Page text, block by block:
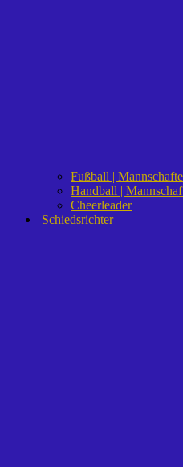
Fußball |
Handball |
Cheerleader
Schiedsrichter